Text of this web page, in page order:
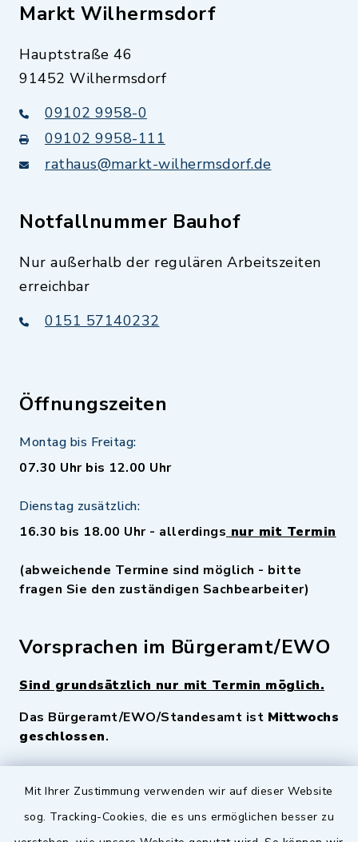
Mit Ihrer Zustimmung verwenden wir auf dieser Website
sog. Tracking-Cookies, die es uns ermöglichen besser zu
Markt Wilhermsdorf
Hauptstraße 46
91452 Wilhermsdorf
09102 9958-0
09102 9958-111
rathaus@markt-wilhermsdorf.de
Notfallnummer Bauhof
Nur außerhalb der regulären Arbeitszeiten
erreichbar
0151 57140232
Öffnungszeiten
Montag bis Freitag:
07.30 Uhr bis 12.00 Uhr
Dienstag zusätzlich:
16.30 bis 18.00 Uhr - allerdings nur mit Termin
(abweichende Termine sind möglich - bitte
fragen Sie den zuständigen Sachbearbeiter)
Vorsprachen im Bürgeramt/EWO
Sind grundsätzlich nur mit Termin möglich.
Das Bürgeramt/EWO/Standesamt ist Mittwochs
geschlossen.
Quicklinks